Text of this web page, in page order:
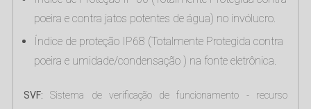
poeira e contra jatos potentes de água) no invólucro.
Índice de proteção IP68 (Totalmente Protegida contra
poeira e umidade/condensação ) na fonte eletrônica.
SVF:Sistema de verificação de funcionamento - recurso